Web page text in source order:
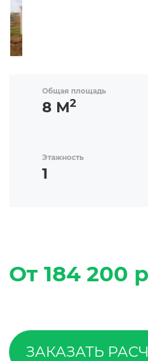
Общая площадь
8 М2
Этажность
1
От 184 200
ЗАКАЗАТЬ